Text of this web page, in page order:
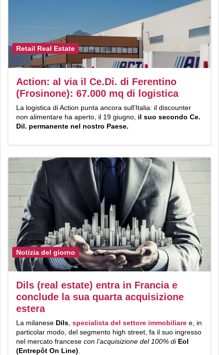
Retail Real Estate
Action: al via il Ce.Di. di Ferentino
(Frosinone): 67.000 mq di logistica
La logistica di Action punta ancora sull’Italia: il discounter
non alimentare ha aperto, il 19 giugno, il suo secondo Ce.
Dil. permanente nel nostro Paese.
Notizia del giorno
Dils (real estate) entra in Francia e
conclude la sua quarta acquisizione
estera
La milanese Dils specialista del settore immobiliare e, in
particolar modo, del segmento high street, fa il suo ingresso
nel mercato francese con l’acquisizione del 100% di Eol
(Entrepôt On Line)